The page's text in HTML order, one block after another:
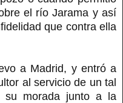
el río Jarama y así
que contra ella
a Madrid, y entró a
al servicio de un tal
su morada junto a la